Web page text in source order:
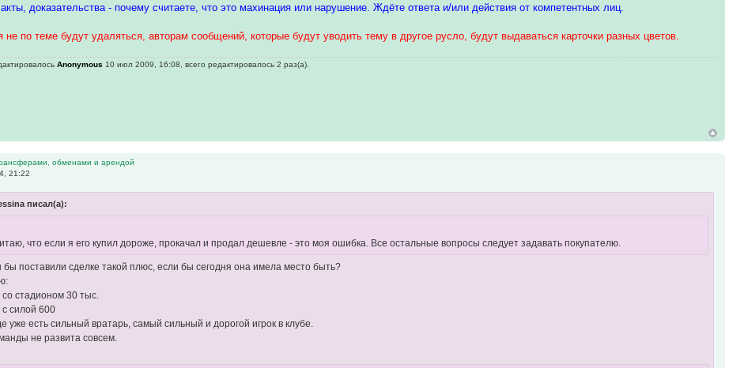
доказательства - почему считаете, что это махинация или нарушение. Ждёте ответа и/или действия от компетентных лиц.
по теме будут удаляться, авторам сообщений, которые будут уводить тему в другое русло, будут выдаваться карточки разных цветов.
Anonymous 10 июл 2009, 16:08, всего редактировалось 2 раз(а).
обменами и арендой
21:22
писал(а):
что если я его купил дороже, прокачал и продал дешевле - это моя ошибка. Все остальные вопросы следует задавать покупателю.
бы поставили сделке такой плюс, если бы сегодня она имела место быть?
со стадионом 30 тыс.
силой 600
уже есть сильный вратарь, самый сильный и дорогой игрок в клубе.
не развита совсем.